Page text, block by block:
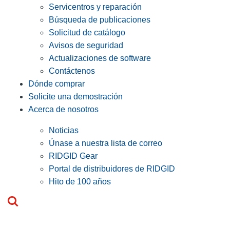
Servicentros y reparación
Búsqueda de publicaciones
Solicitud de catálogo
Avisos de seguridad
Actualizaciones de software
Contáctenos
Dónde comprar
Solicite una demostración
Acerca de nosotros
Noticias
Únase a nuestra lista de correo
RIDGID Gear
Portal de distribuidores de RIDGID
Hito de 100 años